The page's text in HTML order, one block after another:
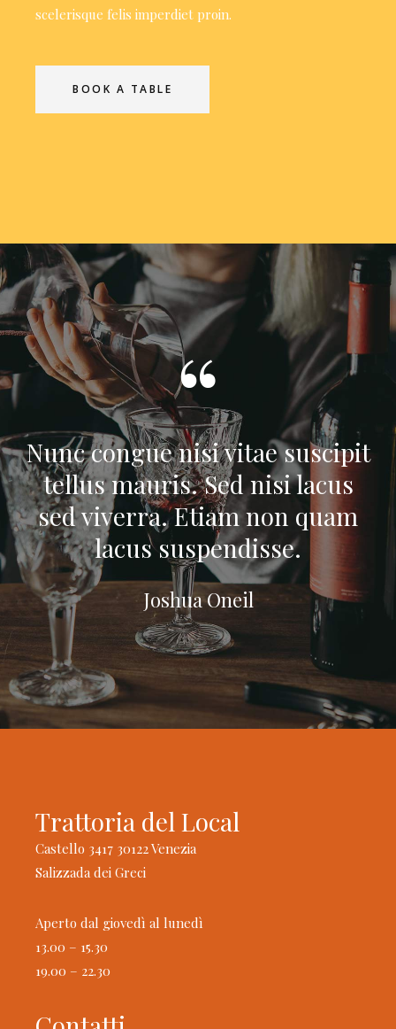
scelerisque felis imperdiet proin.
BOOK A TABLE
Nunc congue nisi vitae suscipit
tellus mauris. Sed nisi lacus
sed viverra. Etiam non quam
lacus suspendisse.
Joshua Oneil
Trattoria del Local
Castello 3417 30122 Venezia
Salizzada dei Greci
Aperto dal giovedì al lunedì
13.00 – 15.30
19.00 – 22.30